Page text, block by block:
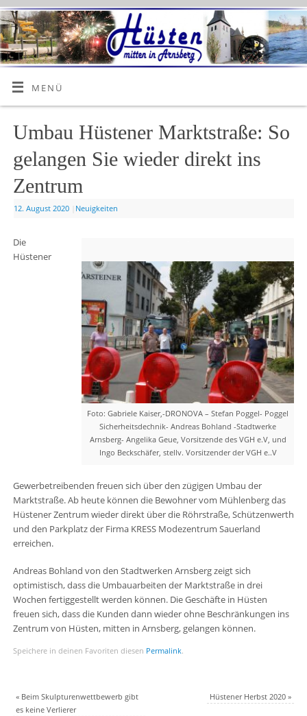
MENÜ
Umbau Hüstener Marktstraße: So
gelangen Sie wieder direkt ins
Zentrum
12. August 2020 Neuigkeiten
Foto: Gabriele Kaiser,-DRONOVA – Stefan Poggel- Poggel
Sicherheitsdechnik- Andreas Bohland -Stadtwerke
Arnsberg- Angelika Geue, Vorsitzende des VGH e.V, und
Ingo Beckschäfer, stellv. Vorsitzender der VGH e..V
Die
Hüstener
Gewerbetreibenden freuen sich über den zügigen Umbau der
Marktstraße. Ab heute können die Bewohner vom Mühlenberg das
Hüstener Zentrum wieder direkt über die Röhrstraße, Schützenwerth
und den Parkplatz der Firma KRESS Modezentrum Sauerland
erreichen.
Andreas Bohland von den Stadtwerken Arnsberg zeigt sich
optimistisch, dass die Umbauarbeiten der Marktstraße in drei
Wochen fertiggestellt werden können. Die Geschäfte in Hüsten
freuen sich, dass die Kunden dann wieder ohne Beschränkungen ins
Zentrum von Hüsten, mitten in Arnsberg, gelangen können.
Speichere in deinen Favoriten diesen Permalink.
«Beim Skulpturenwettbewerb gibt
es keine Verlierer
Hüstener Herbst 2020»